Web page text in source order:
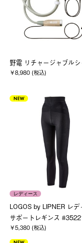
野電 リチャージャブル
￥8,980 (税込)
NEW
レディース
LOGOS by LIPNER レデ
サポートレギンス
￥5,380 (税込)